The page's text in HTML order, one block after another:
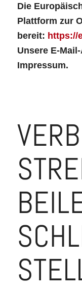
Die
Plattform zur
bereit: https://
Unsere E-
Impressum.